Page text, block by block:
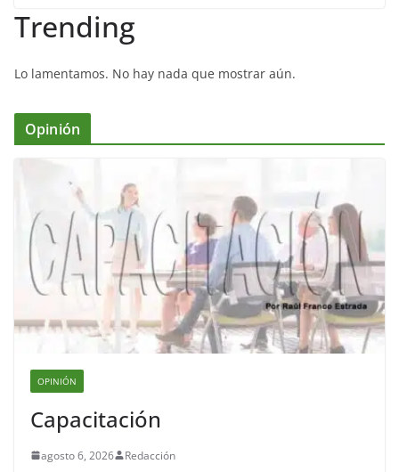
Trending
Lo lamentamos. No hay nada que mostrar aún.
Opinión
OPINIÓN
Capacitación
agosto 6, 2026 Redacción